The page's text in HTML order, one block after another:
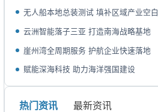
无人船本地总装测试 填补区域产业空白
云洲智能落子三亚 打造南海战略基地
崖州湾全周期服务 护航企业快速落地
赋能深海科技 助力海洋强国建设
热门资讯 最新资讯